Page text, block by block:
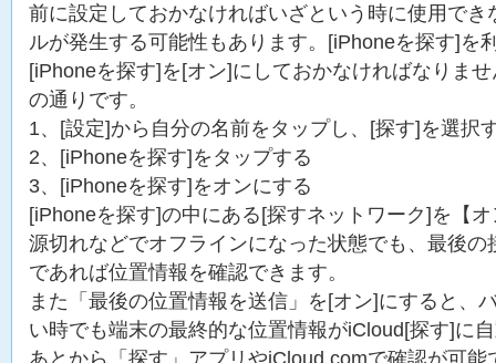
前に設定しておかなければいざという時に使用で
ルが発生する可能性もあります。[iPhoneを探す]を
[iPhoneを探す]を[オン]にしておかなければなりま
の通りです。
1、[設定]から自分の名前をタップし、[探す]を選択
2、[iPhoneを探す]をタップする
3、[iPhoneを探す]をオンにする
[iPhoneを探す]の中にある[探すネットワーク]を【
源切れなどでオフラインになった状態でも、最後の
であれば位置情報を確認できます。
また「最後の位置情報を送信」を[オン]にすると、
い時でも端末の最終的な位置情報がiCloud[探す]に
あとから「探す」アプリやiCloud.comで確認が可能